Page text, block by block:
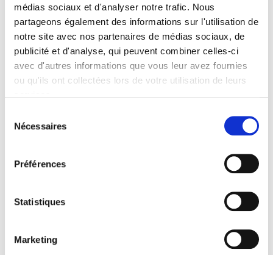
médias sociaux et d'analyser notre trafic. Nous
partageons également des informations sur l'utilisation de
notre site avec nos partenaires de médias sociaux, de
publicité et d'analyse, qui peuvent combiner celles-ci
avec d'autres informations que vous leur avez fournies
ou qu'ils ont collectées lors de votre utilisation de leurs
Nécessaires
Préférences
Statistiques
Marketing
Azergo sécurise un financement de 30
développement
les environnements de travail, franchit une nouvelle étape
de son développement avec la réalis…
Lire la suite